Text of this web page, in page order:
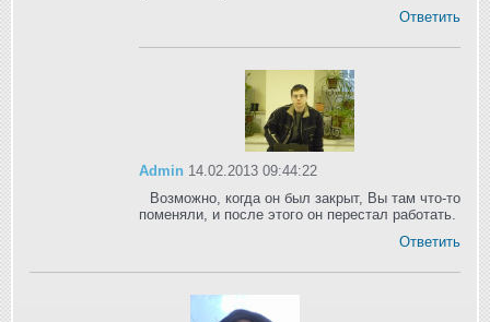
Ответить
Admin 14.02.2013 09:44:22
Возможно, когда он был закрыт, Вы там что-то
поменяли, и после этого он перестал работать.
Ответить